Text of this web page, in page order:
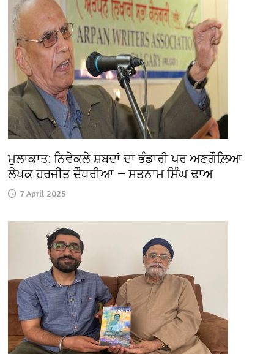
ਮੁਲਾਕਾਤ: ਨਿਵੇਕਲੇ ਸ਼ਬਦਾਂ ਦਾ ਭੰਡਾਰੀ ਪਰ ਅਣਗੌਲ਼ਿਆ
ਲੇਖਕ ਹਰਜੀਤ ਦੌਧਰੀਆ — ਸਤਨਾਮ ਸਿੰਘ ਢਾਅ
7 April 2025